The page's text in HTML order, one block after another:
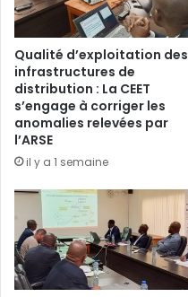
Qualité d’exploitation des
infrastructures de
distribution : La CEET
s’engage à corriger les
anomalies relevées par
l’ARSE
il y a 1 semaine